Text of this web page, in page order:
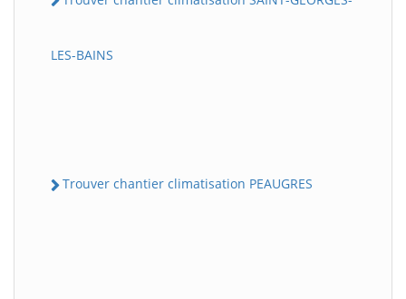
LES-BAINS
Trouver chantier climatisation PEAUGRES